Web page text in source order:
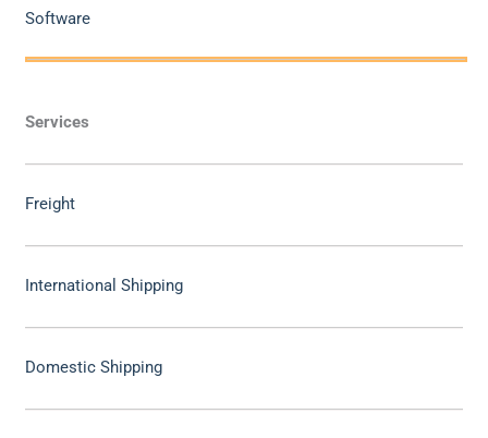
Software
Services
Freight
International Shipping
Domestic Shipping